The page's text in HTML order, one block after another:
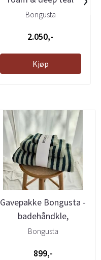
Bongusta
2.050,-
Kjøp
Gavepakke Bongusta -
badehåndkle,
håndhåndkle og ...
Bongusta
899,-